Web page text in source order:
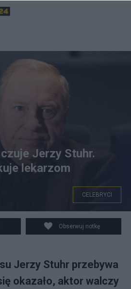
z Twittera)
Jerzy Stuhr.
lekarzom
CELEBRYCI
Obserwuj notkę
Jerzy Stuhr przebywa
okazało, aktor walczy